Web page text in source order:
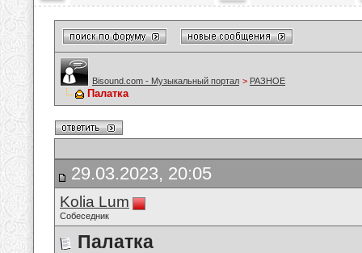
Bisound.com - Музыкальный портал > РАЗНОЕ
Палатка
29.03.2023, 20:05
Kolia Lum
Собеседник
Палатка